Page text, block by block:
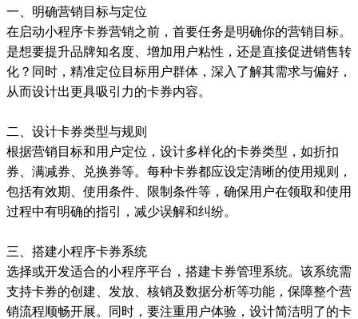
一、明确营销目标与定位
在启动小程序卡券营销之前，首要任务是明确你的营销目标。
是想要提升品牌知名度、增加用户粘性，还是直接促进销售转
化？同时，精准定位目标用户群体，深入了解其需求与偏好，
从而设计出更具吸引力的卡券内容。
二、设计卡券类型与规则
根据营销目标和用户定位，设计多样化的卡券类型，如折扣
券、满减券、兑换券等。每种卡券都应设定清晰的使用规则，
包括有效期、使用条件、限制条件等，确保用户在领取和使用
过程中有明确的指引，减少误解和纠纷。
三、搭建小程序卡券系统
选择或开发适合的小程序平台，搭建卡券管理系统。该系统需
支持卡券的创建、发放、核销及数据分析等功能，保障整个营
销流程顺畅开展。同时，要注重用户体验，设计简洁明了的卡